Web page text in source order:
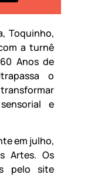
Toquinho,
a turnê
Anos de
o
e
em julho,
Artes. Os
pelo site